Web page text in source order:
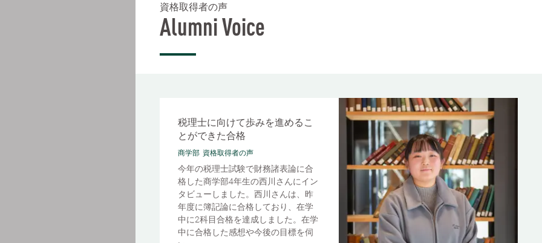
資格取得者の声
Alumni Voice
税理士に向けて歩みを進めるこ
とができた合格
商学部 資格取得者の声
今年の税理士試験で財務諸表論に合
格した商学部4年生の西川さんにイン
タビューしました。西川さんは、昨
年度に簿記論に合格しており、在学
中に2科目合格を達成しました。在学
中に合格した感想や今後の目標を伺